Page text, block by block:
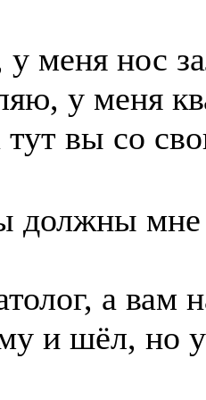
меня нос
у меня
вы со
должны
а вам
и шёл, но у